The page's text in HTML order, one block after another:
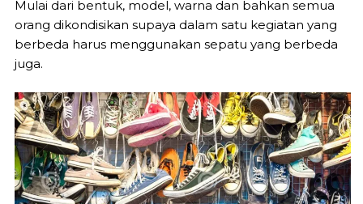
Mulai dari bentuk, model, warna dan bahkan semua
orang dikondisikan supaya dalam satu kegiatan yang
berbeda harus menggunakan sepatu yang berbeda
juga.